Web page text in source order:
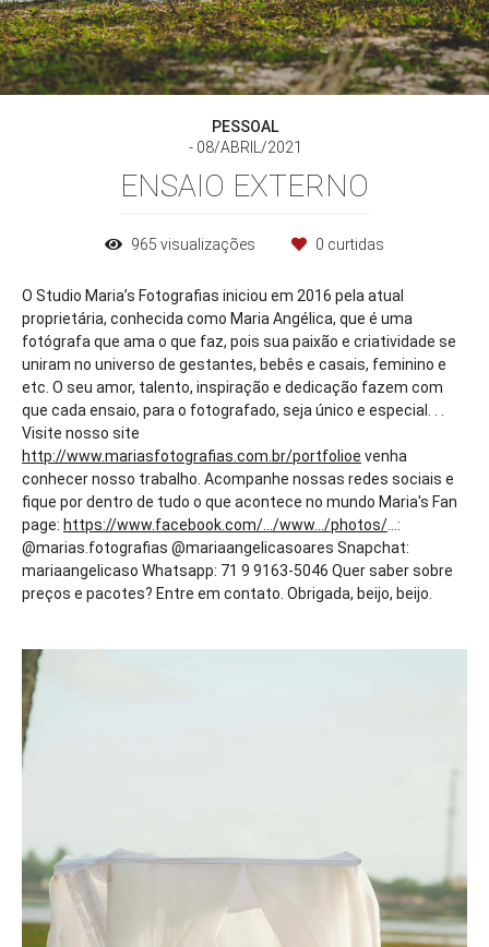
PESSOAL
08/ABRIL/2021
ENSAIO EXTERNO
965 visualizações 0 curtidas
O Studio Maria’s Fotografias iniciou em 2016 pela atual
proprietária, conhecida como Maria Angélica, que é uma
fotógrafa que ama o que faz, pois sua paixão e criatividade se
uniram no universo de gestantes, bebês e casais, feminino e
etc. O seu amor, talento, inspiração e dedicação fazem com
que cada ensaio, para o fotografado, seja único e especial. . .
Visite nosso site
http://www.mariasfotografias.com.br/portfolioe venha
conhecer nosso trabalho. Acompanhe nossas redes sociais e
fique por dentro de tudo o que acontece no mundo Maria's Fan
page: https://www.facebook.com/.../www.../photos/ ...:
@marias.fotografias @mariaangelicasoares Snapchat:
mariaangelicaso Whatsapp: 71 9 9163-5046 Quer saber sobre
preços e pacotes? Entre em contato. Obrigada, beijo, beijo.